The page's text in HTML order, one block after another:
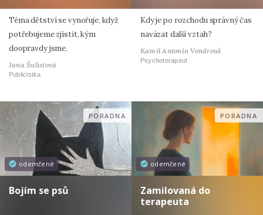
Téma dětství se vynořuje, když
potřebujeme zjistit, kým
doopravdy jsme.
Jana Šulistová
Publicistka
Kdy je po rozchodu správný čas
navázat další vztah?
Kamil Antonín Vondrouš
Psychoterapeut
odemčené
PORADNA
Bojím se psů
odemčené
PORADNA
Zamilovaná do
terapeuta